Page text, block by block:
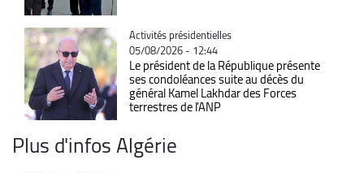
Catégorie
Activités présidentielles
05/08/2026 - 12:44
Le président de la République présente
ses condoléances suite au décès du
général Kamel Lakhdar des Forces
terrestres de l'ANP
Plus d'infos Algérie